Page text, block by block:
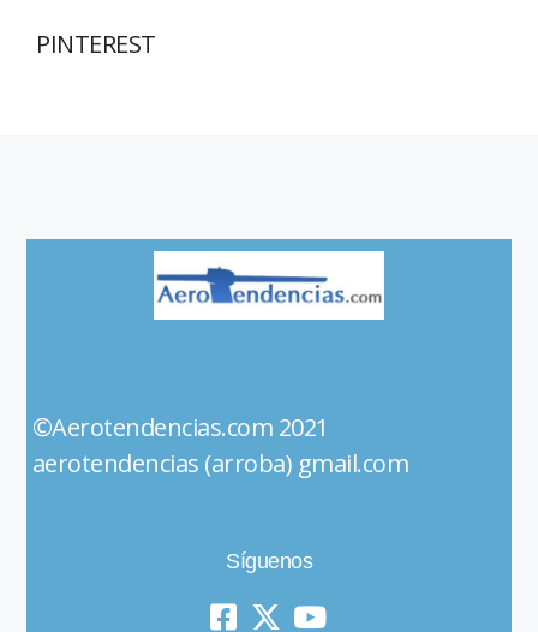
PINTEREST
©Aerotendencias.com 2021
aerotendencias (arroba) gmail.com
Síguenos